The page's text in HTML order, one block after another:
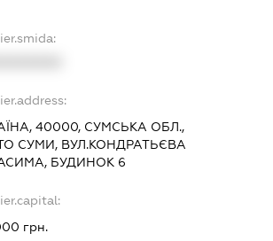
40000, СУМСЬКА ОБЛ.,
СУМИ, ВУЛ.КОНДРАТЬЄВА
БУДИНОК 6
грн.